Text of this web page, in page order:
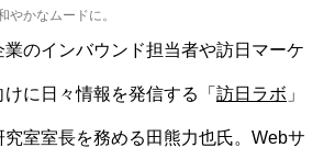
やかなムードに。
のインバウンド担当者や訪日マーケ
に日々情報を発信する「 訪日ラボ 」
室室長を務める田熊力也氏。Webサ